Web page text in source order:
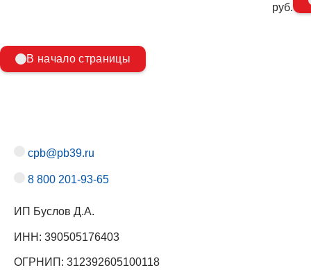
руб.
В начало страницы
cpb@pb39.ru
8 800 201-93-65
ИП Буслов Д.А.
ИНН: 390505176403
ОГРНИП: 312392605100118